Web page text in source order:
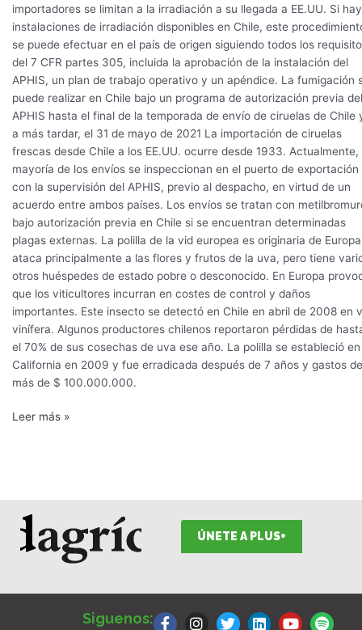
importadores se limitan a la irradiación a su llegada a EE.UU. Si hay
instalaciones de irradiación disponibles en Chile, este
se puede efectuar en el país de origen siguiendo todos los
del 7 CFR partes 305, incluida la aprobación de la instalación del
APHIS, un plan de trabajo operativo y un apéndice. La fumigación
puede realizar en Chile bajo un programa de autorización previa del
APHIS hasta el final de la temporada de envío de ciruelas de Chile
a más tardar, el 31 de mayo de 2021 La importación de ciruelas
frescas desde Chile a los EE.UU. ocurre desde 1933. Actualmente,
mayoría de los envíos se inspeccionan en el puerto de exportación
con la supervisión del APHIS, previo al despacho, en virtud de un
acuerdo entre ambos países. Los envíos se tratan con
bajo autorización previa en Chile si se encuentran determinadas
plagas externas. La polilla de la vid europea es originaria de
ataca principalmente a las flores y frutos de la uva, pero tiene
otros huéspedes de estado pobre o desconocido. En Europa
que los viticultores incurran en costes de control y daños
importantes. Este insecto se detectó en Chile en abril de 2008 en
vinífera. Algunos productores chilenos reportaron pérdidas de
el 70% de sus cosechas de uva ese año. La polilla se estableció en
California en 2009 y fue erradicada después de 7 años y gastos de
más de $ 100.000.000.
Leer más »
ÚNETE A PLUS+
Siguenos:
a
n
w
i
o
p